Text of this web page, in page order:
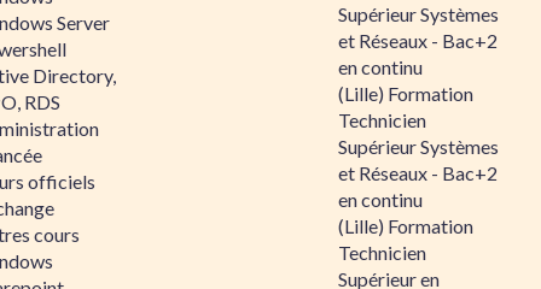
Server
Directory,
RDS
officiels
cours
Supérieur Systèmes
et Réseaux - Bac+2
en continu
(Lille) Formation
Technicien
Supérieur Systèmes
et Réseaux - Bac+2
en continu
(Lille) Formation
Technicien
Supérieur en